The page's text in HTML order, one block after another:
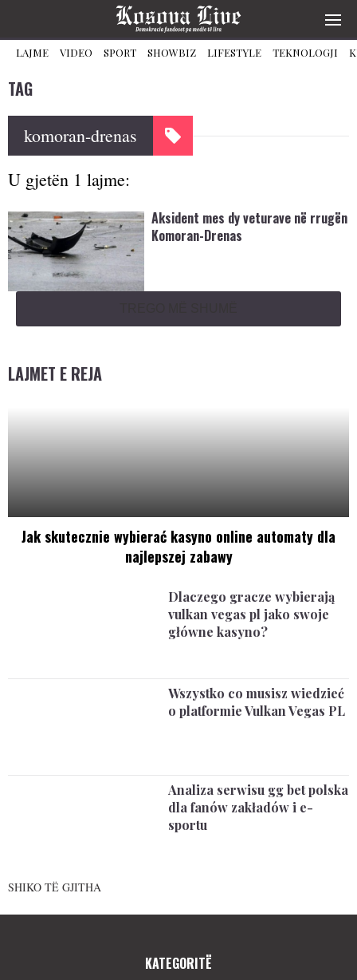
LAJME VIDEO SPORT SHOWBIZ LIFESTYLE TEKNOLOGJI
TAG
komoran-drenas
U gjetën 1 lajme:
Aksident mes dy veturave në rrugën
Komoran-Drenas
LAJMET E REJA
Jak skutecznie wybierać kasyno online automaty dla
najlepszej zabawy
Dlaczego gracze wybierają
vulkan vegas pl jako swoje
główne kasyno?
Wszystko co musisz wiedzieć
o platformie Vulkan Vegas PL
Analiza serwisu gg bet polska
dla fanów zakładów i e-
sportu
SHIKO TË GJITHA
KATEGORITË